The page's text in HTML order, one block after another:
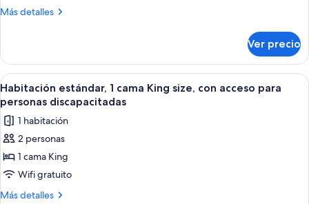
2
size,
con
acceso
para
personas
discapacitadas,
para
no
fumadores
Más detalles
Más
estándar,
camas
Queen
size,
con
acceso
personas
discapacitadas,
no
Ver precio
Abrir
todas
las
fotos
de
Habitación
estándar,
1
Habitación de hotel con una cama
9
Habitación estándar, 1 cama King size, con acceso para
personas discapacitadas
1 habitación
2 personas
1 cama King
Wifi gratuito
Más detalles
Más